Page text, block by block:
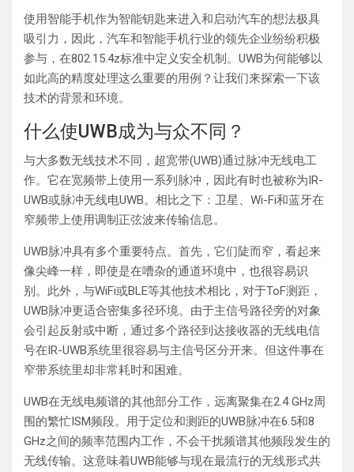
使用智能手机作为智能钥匙来进入和启动汽车的想法极具
吸引力，因此，汽车和智能手机行业的领先企业纷纷积极
参与，在802.15.4z标准中定义安全机制。UWB为何能够以
如此高的精度处理这么重要的用例？让我们来探索一下该
技术的背景和环境。
什么使UWB成为与众不同？
与大多数无线技术不同，超宽带(UWB)通过脉冲无线电工
作。它在宽频带上使用一系列脉冲，因此有时也被称为IR-
UWB或脉冲无线电UWB。相比之下：卫星、Wi-Fi和蓝牙在
窄频带上使用调制正弦波来传输信息。
UWB脉冲具有多个重要特点。首先，它们陡而窄，看起来
像尖峰一样，即使是在嘈杂的通道环境中，也很容易识
别。此外，与WiFi或BLE等其他技术相比，对于ToF测距，
UWB脉冲更适合密集多径环境。由于主信号路径旁的对象
会引起反射或中断，通过多个路径到达接收器的无线电信
号在IR-UWB系统里很容易与主信号区分开来。但这件事在
窄带系统里却非常耗时和困难。
UWB在无线电频谱的其他部分工作，远离聚集在2.4 GHz周
围的繁忙ISM频段。用于定位和测距的UWB脉冲在6.5和8
GHz之间的频率范围内工作，不会干扰频谱其他频段发生的
无线传输。这意味着UWB能够与现在最流行的无线形式共